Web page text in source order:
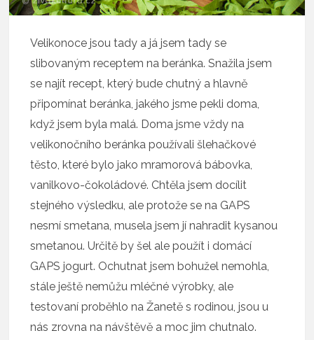
Velikonoce jsou tady a já jsem tady se
slibovaným receptem na beránka. Snažila jsem
se najít recept, který bude chutný a hlavně
připomínat beránka, jakého jsme pekli doma,
když jsem byla malá. Doma jsme vždy na
velikonočního beránka používali šlehačkové
těsto, které bylo jako mramorová bábovka,
vanilkovo-čokoládové. Chtěla jsem docílit
stejného výsledku, ale protože se na GAPS
nesmí smetana, musela jsem jí nahradit kysanou
smetanou. Určitě by šel ale použít i domácí
GAPS jogurt. Ochutnat jsem bohužel nemohla,
stále ještě nemůžu mléčné výrobky, ale
testovaní proběhlo na Žanetě s rodinou, jsou u
nás zrovna na návštěvě a moc jim chutnalo.